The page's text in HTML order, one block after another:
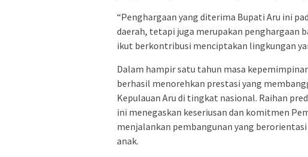
“Penghargaan yang diterima Bupati Aru ini
daerah, tetapi juga merupakan penghargaan
ikut berkontribusi menciptakan lingkungan
Dalam hampir satu tahun masa
berhasil menorehkan prestasi yang
Kepulauan Aru di tingkat nasional. Raihan
ini menegaskan keseriusan dan komitmen
menjalankan pembangunan yang
anak.